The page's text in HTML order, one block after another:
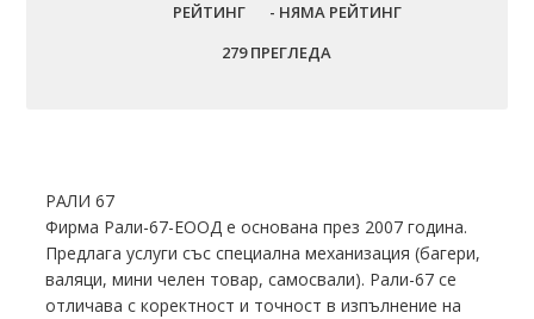
РЕЙТИНГ
- НЯМА РЕЙТИНГ
279 ПРЕГЛЕДА
РАЛИ 67
Фирма Рали-67-ЕООД е основана през 2007 година.
Предлага услуги със специална механизация (багери,
валяци, мини челен товар, самосвали). Рали-67 се
отличава с коректност и точност в изпълнение на